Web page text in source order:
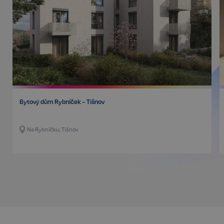
Bytový dům Rybníček - Tišnov
Na Rybníčku, Tišnov
Název
Poskytovatel /
Vyprší
_GRECAPTCHA
Google LLC
www.google.com
5 měsíců